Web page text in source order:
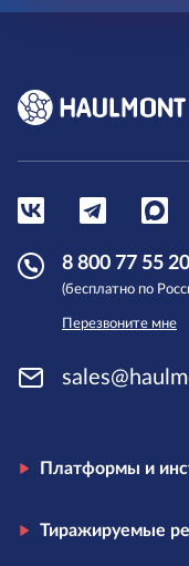
8 800 77 55
(бесплатно по
Перезвоните мне
Платформы и
Тиражируемые